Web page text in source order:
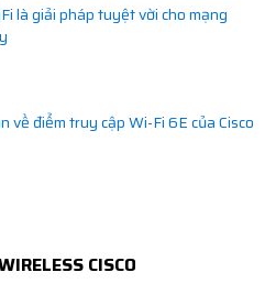
là giải pháp tuyệt vời cho mạng
về điểm truy cập Wi-Fi 6E của Cisco
CISCO